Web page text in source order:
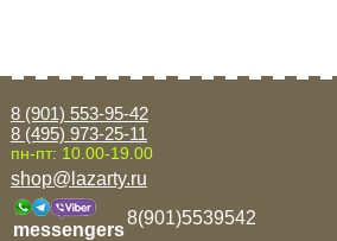
8 (901) 553-95-42
8 (495) 973-25-11
пн-пт: 10.00-19.00
shop@lazarty.ru
messengers
8(901)5539542